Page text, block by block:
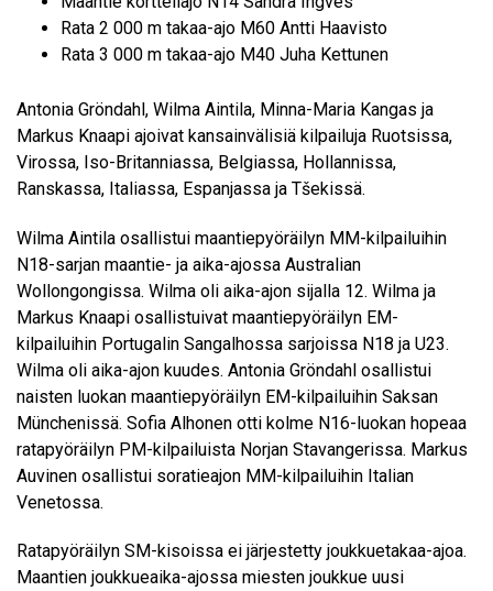
Rata 2 000 m takaa-ajo M60 Antti Haavisto
Rata 3 000 m takaa-ajo M40 Juha Kettunen
Antonia Gröndahl, Wilma Aintila, Minna-Maria Kangas ja
Markus Knaapi ajoivat kansainvälisiä kilpailuja Ruotsissa,
Virossa, Iso-Britanniassa, Belgiassa, Hollannissa,
Ranskassa, Italiassa, Espanjassa ja Tšekissä.
Wilma Aintila osallistui maantiepyöräilyn MM-kilpailuihin
N18-sarjan maantie- ja aika-ajossa Australian
Wollongongissa. Wilma oli aika-ajon sijalla 12. Wilma ja
Markus Knaapi osallistuivat maantiepyöräilyn EM-
kilpailuihin Portugalin Sangalhossa sarjoissa N18 ja U23.
Wilma oli aika-ajon kuudes. Antonia Gröndahl osallistui
naisten luokan maantiepyöräilyn EM-kilpailuihin Saksan
Münchenissä. Sofia Alhonen otti kolme N16-luokan hopeaa
ratapyöräilyn PM-kilpailuista Norjan Stavangerissa. Markus
Auvinen osallistui soratieajon MM-kilpailuihin Italian
Venetossa.
Ratapyöräilyn SM-kisoissa ei järjestetty joukkuetakaa-ajoa.
Maantien joukkueaika-ajossa miesten joukkue uusi